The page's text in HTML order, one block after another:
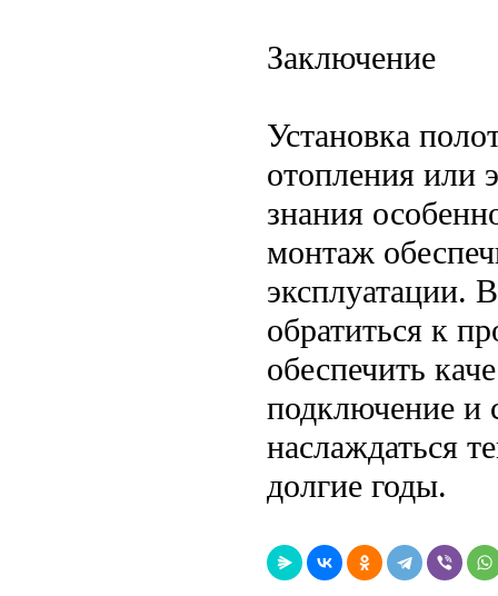
Заключение
Установка
отопления или
знания
монтаж
эксплуатации.
обратиться к
обеспечить
подключение и
наслаждаться
долгие годы.